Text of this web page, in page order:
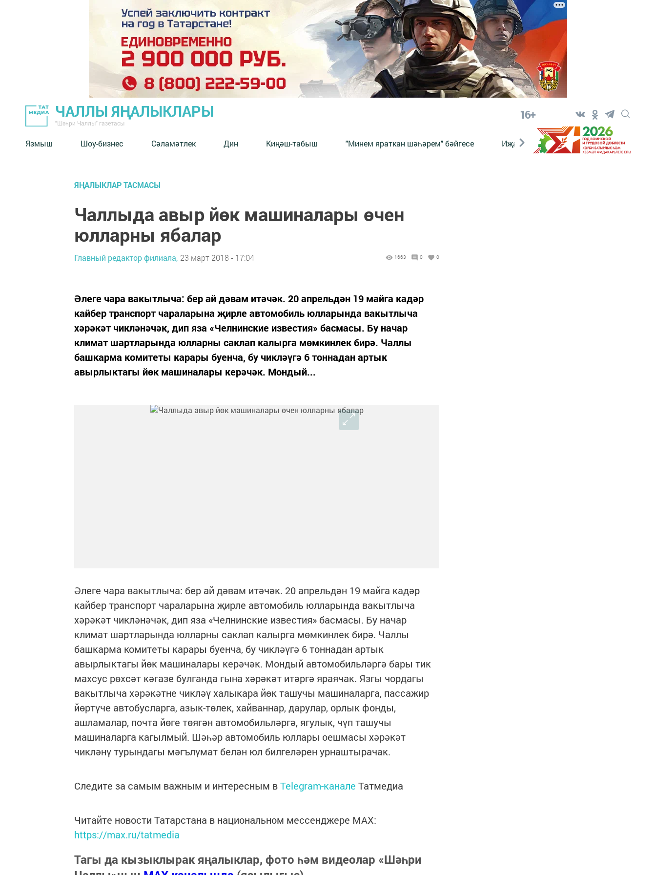
ЧАЛЛЫ ЯҢАЛЫКЛАРЫ
"Шәһри Чаллы" газетасы
16+
Язмыш Шоу-бизнес Сәламәтлек Дин Киңәш-табыш "Минем яраткан шәһәрем" бәйгесе Иҗат Реклама Онлайн
ЯҢАЛЫКЛАР ТАСМАСЫ
Чаллыда авыр йөк машиналары өчен
юлларны ябалар
Главный редактор филиала, 23 март 2018 - 17:04 1663 0 0
Әлеге чара вакытлыча: бер ай дәвам итәчәк. 20 апрельдән 19 майга кадәр
кайбер транспорт чараларына җирле автомобиль юлларында вакытлыча
хәрәкәт чикләнәчәк, дип яза «Челнинские известия» басмасы. Бу начар
климат шартларында юлларны саклап калырга мөмкинлек бирә. Чаллы
башкарма комитеты карары буенча, бу чикләүгә 6 тоннадан артык
авырлыктагы йөк машиналары керәчәк. Мондый...
Әлеге чара вакытлыча: бер ай дәвам итәчәк. 20 апрельдән 19 майга кадәр
кайбер транспорт чараларына җирле автомобиль юлларында вакытлыча
хәрәкәт чикләнәчәк, дип яза «Челнинские известия» басмасы. Бу начар
климат шартларында юлларны саклап калырга мөмкинлек бирә. Чаллы
башкарма комитеты карары буенча, бу чикләүгә 6 тоннадан артык
авырлыктагы йөк машиналары керәчәк. Мондый автомобильләргә бары тик
махсус рөхсәт кәгазе булганда гына хәрәкәт итәргә яраячак. Язгы чордагы
вакытлыча хәрәкәтне чикләү халыкара йөк ташучы машиналарга, пассажир
йөртүче автобусларга, азык-төлек, хайваннар, дарулар, орлык фонды,
ашламалар, почта йөге төягән автомобильләргә, ягулык, чүп ташучы
машиналарга кагылмый. Шәһәр автомобиль юллары оешмасы хәрәкәт
чикләнү турындагы мәгълүмат белән юл билгеләрен урнаштырачак.
Следите за самым важным и интересным вTelegram-канале Татмедиа
Читайте новости Татарстана в национальном мессенджере MАХ:
https://max.ru/tatmedia
Тагы да кызыклырак яңалыклар, фото һәм видеолар «Шәһри